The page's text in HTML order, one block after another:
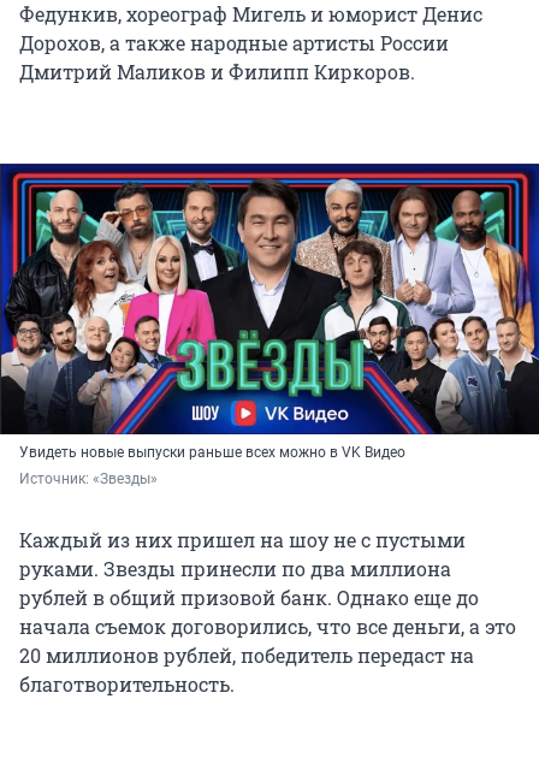
Федункив, хореограф Мигель и юморист Денис
Дорохов, а также народные артисты России
Дмитрий Маликов и Филипп Киркоров.
Увидеть новые выпуски раньше всех можно в VK Видео
Источник: «Звезды»
Каждый из них пришел на шоу не с пустыми
руками. Звезды принесли по два миллиона
рублей в общий призовой банк. Однако еще до
начала съемок договорились, что все деньги, а это
20 миллионов рублей, победитель передаст на
благотворительность.